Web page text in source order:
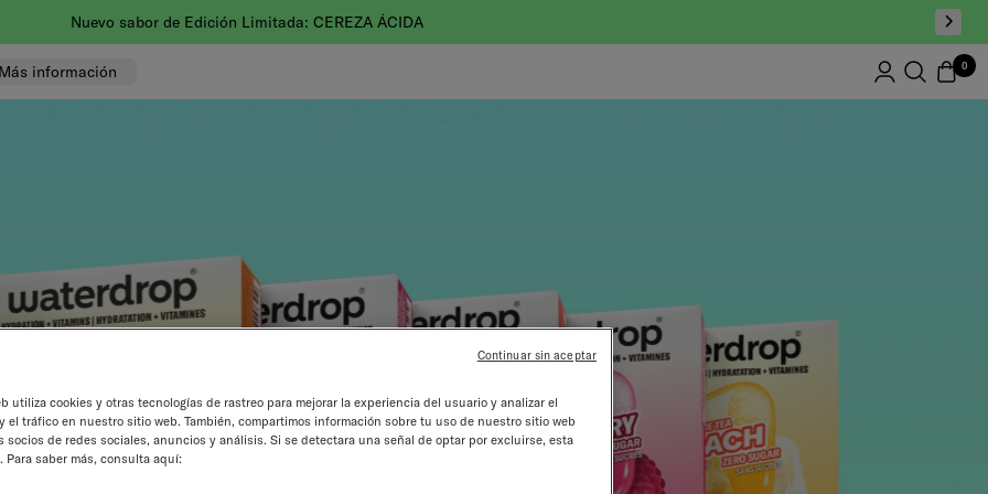
Nuevo sabor de Edición Limitada: CEREZA ÁCIDA
Más información 0
utiliza cookies y otras tecnologías de rastreo para mejorar la experiencia del usuario y analizar el
el tráfico en nuestro sitio web. También, compartimos información sobre tu uso de nuestro sitio web
socios de redes sociales, anuncios y análisis. Si se detectara una señal de optar por excluirse, esta
Para saber más, consulta aquí:
Continuar sin aceptar